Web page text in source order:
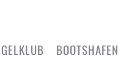
BOOTSHAFEN